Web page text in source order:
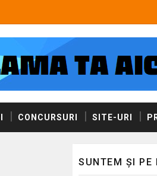
CONCURSURI SITE-URI
SUNTEM ȘI PE